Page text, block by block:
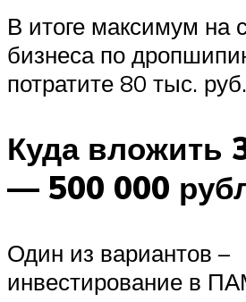
В итоге максимум на
бизнеса по
потратите 80 тыс. руб.
Куда вложить
— 500 000
Один из вариантов –
инвестирование в